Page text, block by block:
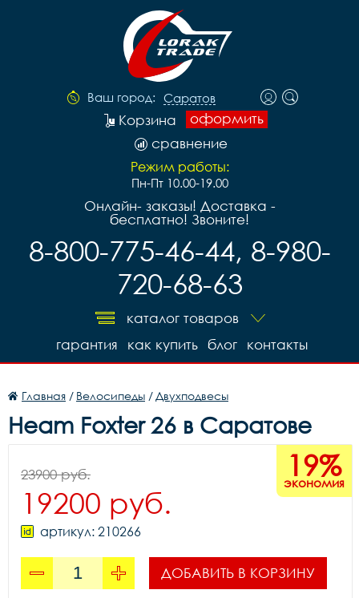
Ваш город: Саратов
оформить
Корзина
сравнение
Режим работы:
Пн-Пт 10.00-19.00
Онлайн- заказы! Доставка -
бесплатно! Звоните!
8-800-775-46-44, 8-980-
720-68-63
каталог товаров
контакты
блог
как купить
гарантия
Главная / Велосипеды / Двухподвесы
Heam Foxter 26 в Саратове
19%
экономия
23900 руб.
19200 руб.
артикул: 210266
ДОБАВИТЬ В КОРЗИНУ